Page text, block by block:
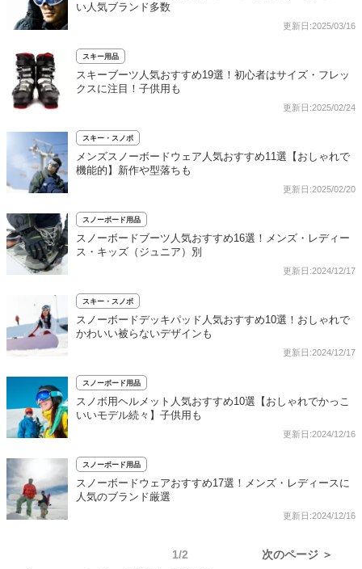
い人気ブランド多数
更新日:2025/03/16
スキー用品
スキーブーツ人気おすすめ19選！初心者はサイズ・フレッ
クスに注目！子供用も
更新日:2025/02/24
スキー・スノボ
メンズスノーボードウェア人気おすすめ11選【おしゃれで
機能的】新作や型落ちも
更新日:2025/02/20
スノーボード用品
スノーボードブーツ人気おすすめ16選！メンズ・レディー
ス・キッズ（ジュニア）別
更新日:2024/12/17
スキー・スノボ
スノーボードデッキパッド人気おすすめ10選！おしゃれで
かわいい被らないデザインも
更新日:2024/12/17
スノーボード用品
スノボ用ヘルメット人気おすすめ10選【おしゃれでかっこ
いいモデル続々】子供用も
更新日:2024/12/16
スノーボード用品
スノーボードウェアおすすめ17選！メンズ・レディースに
人気のブランド厳選
更新日:2024/12/16
1/2 次のページ ＞